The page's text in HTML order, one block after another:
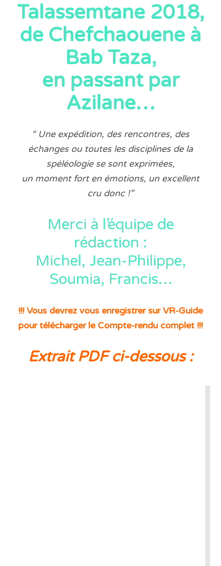
Talassemtane 2018,
de Chefchaouene à
Bab Taza,
en passant par
Azilane…
“ Une expédition, des rencontres, des
échanges ou toutes les disciplines de la
spéléologie se sont exprimées,
un moment fort en émotions, un excellent
cru donc !”
Merci à l’équipe de
rédaction :
Michel, Jean-Philippe,
Soumia, Francis…
!!! Vous devrez vous enregistrer sur VR-Guide
pour télécharger le Compte-rendu complet !!!
Extrait PDF ci-dessous :